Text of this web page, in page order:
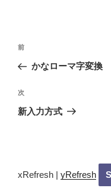
投
ナ
ビ
ゲ
ン
過
去
投
稿
前
かなローマ字変換
次
の
次
新入力方式
xRefresh | yRefresh